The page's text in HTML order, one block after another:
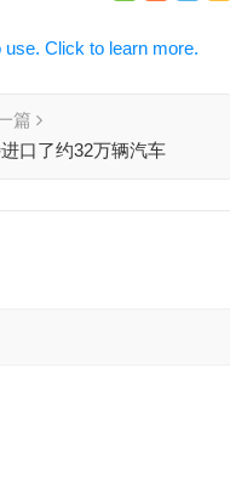
篇
口了约32万辆汽车